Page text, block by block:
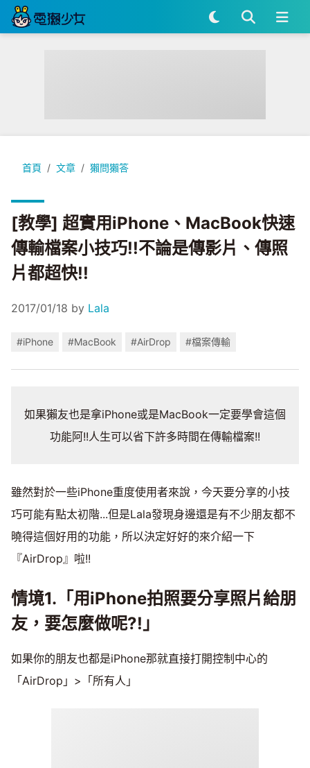
首頁 文章 獺問獺答
[教學] 超實用iPhone、MacBook快速傳輸檔案小技巧!!不論是
[教學] 超實用iPhone、MacBook快速
傳輸檔案小技巧!!不論是傳影片、傳照
片都超快!!
2017/01/18 by Lala
#iPhone #MacBook #AirDrop #檔案傳輸
如果獺友也是拿iPhone或是MacBook一定要學會這個
功能阿!!人生可以省下許多時間在傳輸檔案!!
雖然對於一些iPhone重度使用者來說，今天要分享的小技
巧可能有點太初階...但是Lala發現身邊還是有不少朋友都不
曉得這個好用的功能，所以決定好好的來介紹一下
『AirDrop』啦!!
情境1.「用iPhone拍照要分享照片給朋
友，要怎麼做呢?!」
如果你的朋友也都是iPhone那就直接打開控制中心的
「AirDrop」>「所有人」